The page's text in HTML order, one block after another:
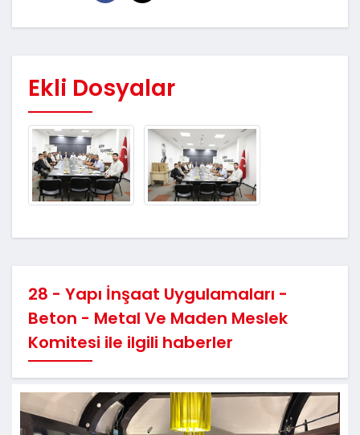
Ekli Dosyalar
28 - Yapı İnşaat Uygulamaları -
Beton - Metal Ve Maden Meslek
Komitesi ile ilgili haberler